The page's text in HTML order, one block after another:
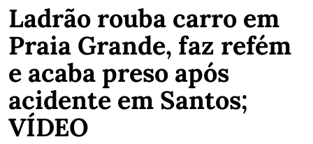
Ladrão rouba carro em
Praia Grande, faz refém
e acaba preso após
acidente em Santos;
VÍDEO